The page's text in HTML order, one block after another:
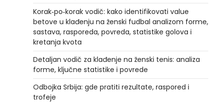
Korak‑po‑korak vodič: kako identifikovati value
betove u klađenju na ženski fudbal analizom forme,
sastava, rasporeda, povreda, statistike golova i
kretanja kvota
Detaljan vodič za klađenje na ženski tenis: analiza
forme, ključne statistike i povrede
Odbojka Srbija: gde pratiti rezultate, raspored i
trofeje